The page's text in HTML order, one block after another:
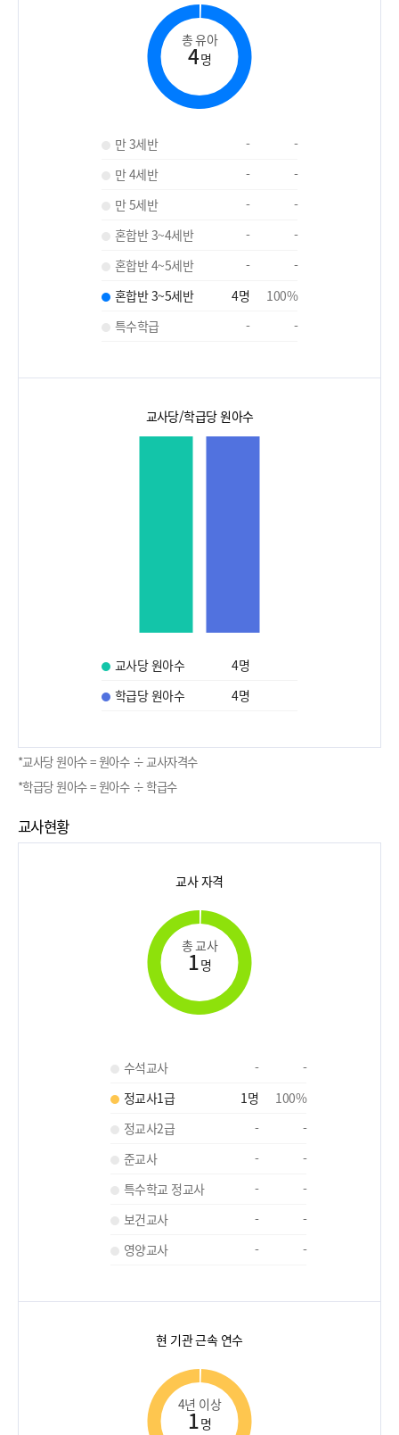
총 유아
4명
만 3세반 -
-
만 4세반
-
-
만 5세반
-
-
혼합반 3~4세반
-
-
혼합반 4~5세반
-
-
혼합반 3~5세반
4명 100%
특수학급
- -
교사당/학급당 원아수
교사당 원아수 4명
학급당 원아수
4명
*교사당 원아수 = 원아수 ÷ 교사자격수
*학급당 원아수 = 원아수 ÷ 학급수
교사현황
교사 자격
총 교사
1명
수석교사 -
-
정교사1급
1명 100%
정교사2급
-
-
준교사
-
-
특수학교 정교사
-
-
보건교사
-
-
영양교사
- -
현 기관 근속 연수
4년 이상
1명